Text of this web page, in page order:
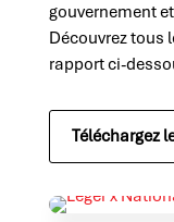
gouvernement
Découvrez tous
rapport ci-
Téléchargez